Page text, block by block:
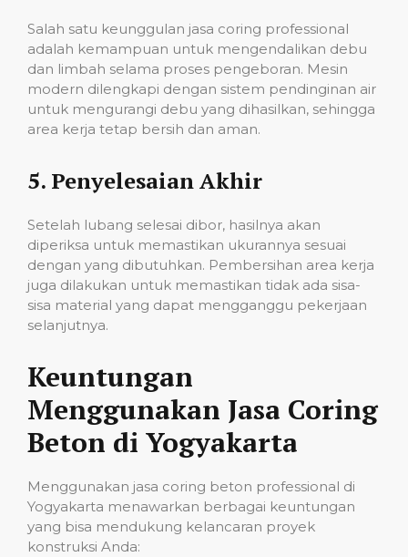
Salah satu keunggulan jasa coring professional
adalah kemampuan untuk mengendalikan debu
dan limbah selama proses pengeboran. Mesin
modern dilengkapi dengan sistem pendinginan air
untuk mengurangi debu yang dihasilkan, sehingga
area kerja tetap bersih dan aman.
5. Penyelesaian Akhir
Setelah lubang selesai dibor, hasilnya akan
diperiksa untuk memastikan ukurannya sesuai
dengan yang dibutuhkan. Pembersihan area kerja
juga dilakukan untuk memastikan tidak ada sisa-
sisa material yang dapat mengganggu pekerjaan
selanjutnya.
Keuntungan
Menggunakan Jasa Coring
Beton di Yogyakarta
Menggunakan jasa coring beton professional di
Yogyakarta menawarkan berbagai keuntungan
yang bisa mendukung kelancaran proyek
konstruksi Anda: